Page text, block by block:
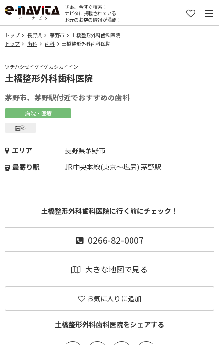
さぁ、今すぐ検索！
ナビタに掲載されている
地元のお店の情報が満載！
トップ 長野県 茅野市
土橋整形外科歯科医院
トップ
歯科 歯科 土橋整形外科歯科医院
ツチハシセイケイゲカシカイイン
土橋整形外科歯科医院
茅野市、茅野駅付近でおすすめの歯科
病院・医療
歯科
エリア
長野県茅野市
最寄り駅
JR中央本線(東京～塩尻) 茅野駅
土橋整形外科歯科医院に行く前にチェック！
0266-82-0007
大きな地図で見る
お気に入りに追加
土橋整形外科歯科医院をシェアする